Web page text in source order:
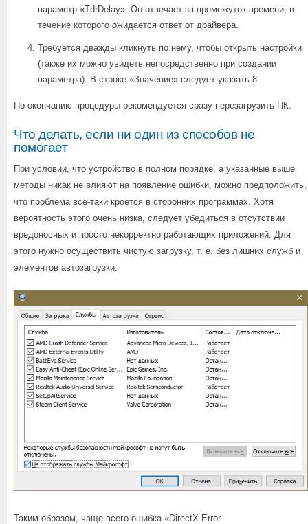
параметр «TdrDelay». Он отвечает за промежуток времени, в
течение которого ожидается ответ от драйвера.
Требуется дважды кликнуть по нему, чтобы открыть настройки
(также их можно увидеть непосредственно при создании
параметра). В строке «Значение» следует указать 8.
По окончанию процедуры рекомендуется сразу перезагрузить ПК.
Что делать, если ни один из способов не
помогает
При условии, что устройство в полном порядке, а указанные выше
методы никак не влияют на появление ошибки, можно предположить,
что проблема все-таки кроется в сторонних программах. Хотя
вероятность этого очень низка, следует убедиться в отсутствии
вредоносных и просто некорректно работающих приложений. Для
этого нужно осуществить чистую загрузку, т. е. без лишних служб и
элементов автозагрузки.
Таким образом, чаще всего ошибка «DirectX Error